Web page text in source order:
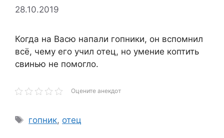
28.10.2019
Когда на Васю напали гопники, он вспомнил
всё, чему его учил отец, но умение коптить
свинью не помогло.
Оцените анекдот
Метки
гопник, отец